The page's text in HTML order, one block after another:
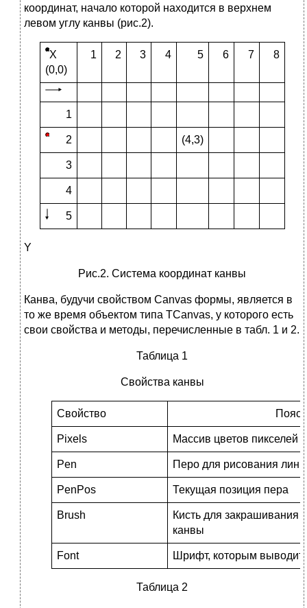
координат, начало которой находится в верхнем
левом углу канвы (рис.2).
X
(0,0)
1 2 3 4 5 6 7 8
1
2 (4,3)
3
4
5
Y
Рис.2. Система координат канвы
Канва, будучи свойством Canvas формы, является в
то же время объектом типа TCanvas, у которого есть
свои свойства и методы, перечисленные в табл. 1 и 2.
Таблица 1
Свойства канвы
Свойство
Pixels Массив цветов пикселей
Pen Перо для рисования
PenPos Текущая позиция пера
Brush
Кисть для закрашивания
канвы
Font Шрифт, которым
Таблица 2